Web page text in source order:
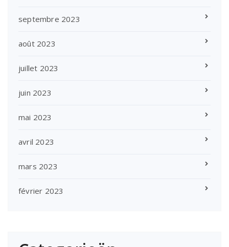
septembre 2023
août 2023
juillet 2023
juin 2023
mai 2023
avril 2023
mars 2023
février 2023